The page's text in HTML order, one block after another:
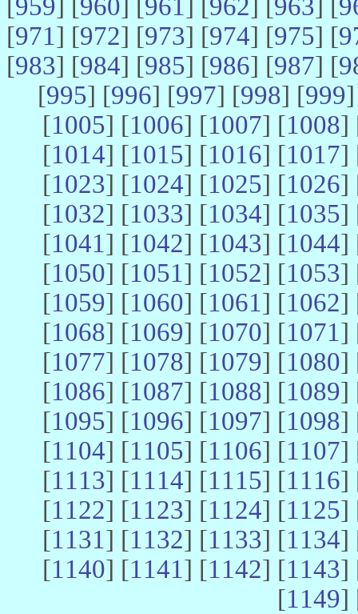
959 960 961 962 963
[971] [972] [973] [974] [975] [
[983] [984] [985] [986] [987] [
[995] [996] [997] [998] [999
[1005] [1006] [1007] [1008]
[1014] [1015] [1016] [1017]
[1023] [1024] [1025] [1026]
[1032] [1033] [1034] [1035]
[1041] [1042] [1043] [1044]
[1050] [1051] [1052] [1053]
[1059] [1060] [1061] [1062]
[1068] [1069] [1070] [1071]
[1077] [1078] [1079] [1080]
[1086] [1087] [1088] [1089]
[1095] [1096] [1097] [1098]
[1104] [1105] [1106] [1107]
[1113] [1114] [1115] [1116]
[1122] [1123] [1124] [1125]
[1131] [1132] [1133] [1134]
[1140] [1141] [1142] [1143]
[1149]